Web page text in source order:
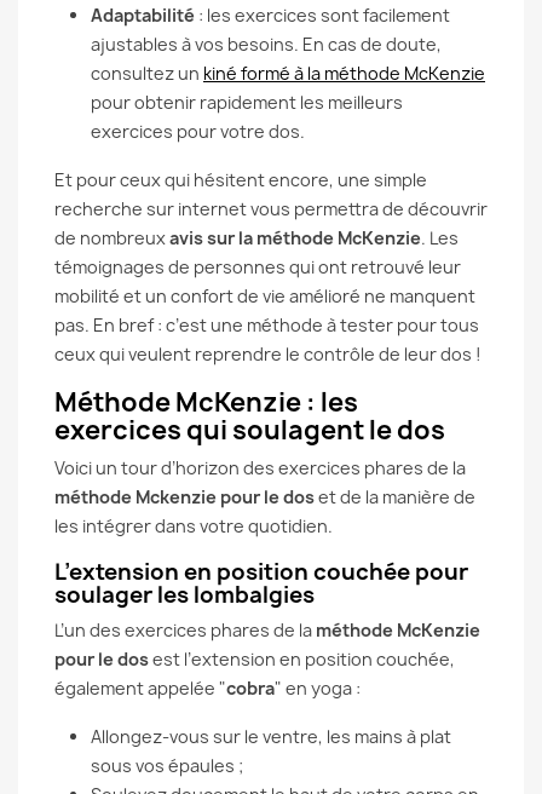
Adaptabilité : les exercices sont facilement
ajustables à vos besoins. En cas de doute,
consultez un kiné formé à la méthode McKenzie
pour obtenir rapidement les meilleurs
exercices pour votre dos.
Et pour ceux qui hésitent encore, une simple
recherche sur internet vous permettra de découvrir
de nombreuxavis sur la méthode McKenzie. Les
témoignages de personnes qui ont retrouvé leur
mobilité et un confort de vie amélioré ne manquent
pas. En bref : c’est une méthode à tester pour tous
ceux qui veulent reprendre le contrôle de leur dos !
Méthode McKenzie : les
exercices qui soulagent le dos
Voici un tour d’horizon des exercices phares de la
méthode Mckenzie pour le doset de la manière de
les intégrer dans votre quotidien.
L’extension en position couchée pour
soulager les lombalgies
L’un des exercices phares de la méthode McKenzie
pour le dosest l’extension en position couchée,
également appelée "cobra" en yoga :
Allongez-vous sur le ventre, les mains à plat
sous vos épaules ;